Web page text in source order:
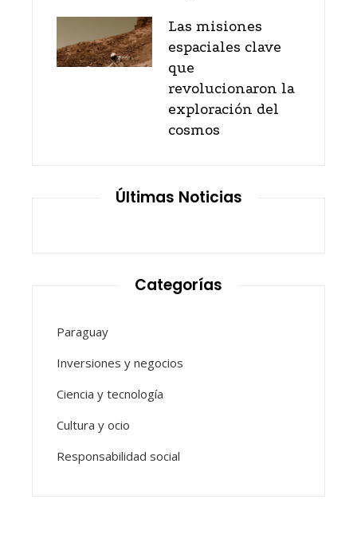
Las misiones
espaciales clave
que
revolucionaron la
exploración del
cosmos
Últimas Noticias
Categorías
Paraguay
Inversiones y negocios
Ciencia y tecnología
Cultura y ocio
Responsabilidad social